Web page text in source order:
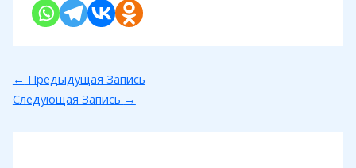
← Предыдущая Запись
Следующая Запись →